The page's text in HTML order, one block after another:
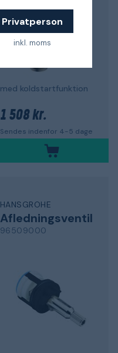
Privatperson
inkl. moms
med koldstartfunktion
1 508 kr.
Sendes indenfor 4-5 dage
HANSGROHE
Afledningsventil
96509000